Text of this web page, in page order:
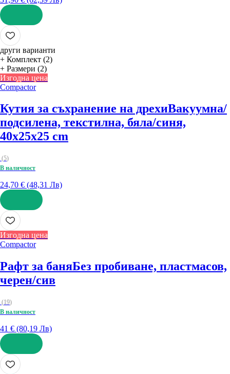
ДОБАВИ
други варианти
+ Комплект (2)
+ Размери (2)
Изгодна цена
Compactor
Кутия за съхранение на дрехиВакуумна/
подсилена, текстилна, бяла/синя,
40x25x25 cm
(5)
В наличност
24,70 € (48,31 Лв)
ДОБАВИ
Изгодна цена
Compactor
Рафт за баняБез пробиване, пластмасов,
черен/сив
(19)
В наличност
41 € (80,19 Лв)
ДОБАВИ